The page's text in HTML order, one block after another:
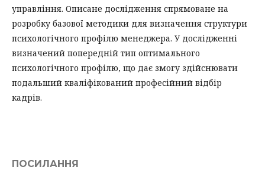
управління. Описане дослідження спрямоване на
розробку базової методики для визначення структу­ри
психологічного профілю менеджера. У дослідженні
визначений попередній тип оптимального
психологічного профілю, що дає змогу здійснювати
подальший кваліфікований професійний відбір
кадрів.
ПОСИЛАННЯ